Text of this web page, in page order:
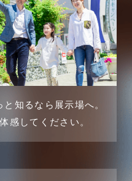
ある質問
知るなら展示場へ。
感してください。